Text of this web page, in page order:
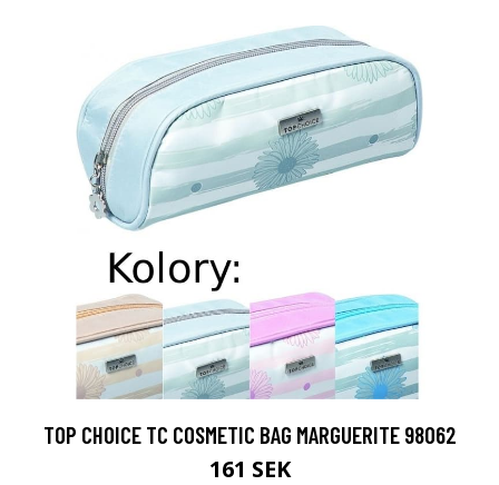
TOP CHOICE TC COSMETIC BAG MARGUERITE 98062
161 SEK